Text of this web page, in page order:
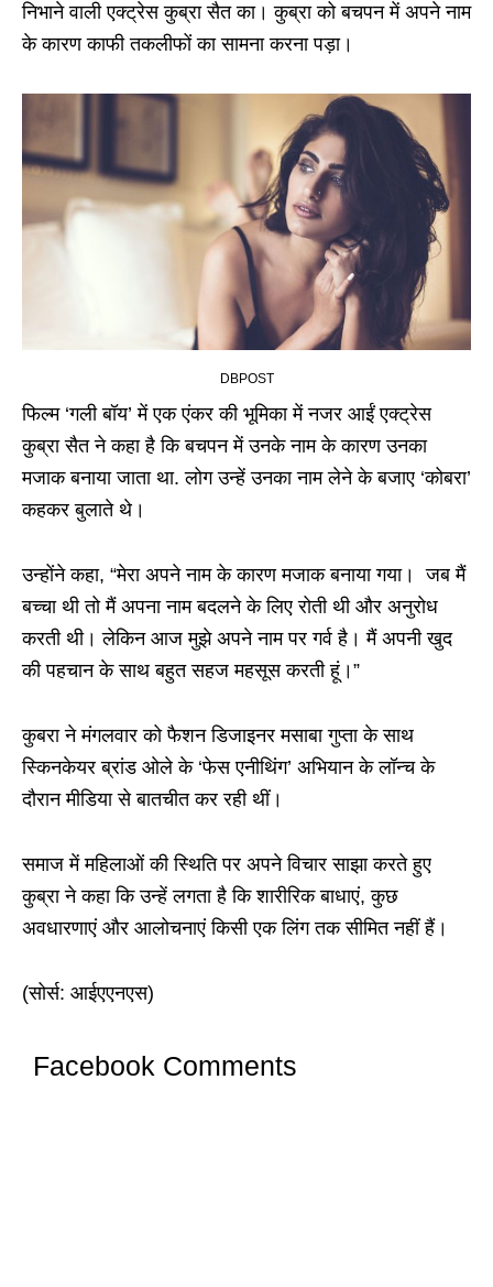
निभाने वाली एक्ट्रेस कुब्रा सैत का। कुब्रा को बचपन में अपने नाम
के कारण काफी तकलीफों का सामना करना पड़ा।
DBPOST
फिल्म ‘गली बॉय’ में एक एंकर की भूमिका में नजर आईं एक्ट्रेस
कुब्रा सैत ने कहा है कि बचपन में उनके नाम के कारण उनका
मजाक बनाया जाता था. लोग उन्हें उनका नाम लेने के बजाए ‘कोबरा’
कहकर बुलाते थे।
उन्होंने कहा, “मेरा अपने नाम के कारण मजाक बनाया गया। जब मैं
बच्चा थी तो मैं अपना नाम बदलने के लिए रोती थी और अनुरोध
करती थी। लेकिन आज मुझे अपने नाम पर गर्व है। मैं अपनी खुद
की पहचान के साथ बहुत सहज महसूस करती हूं।”
कुबरा ने मंगलवार को फैशन डिजाइनर मसाबा गुप्ता के साथ
स्किनकेयर ब्रांड ओले के ‘फेस एनीथिंग’ अभियान के लॉन्च के
दौरान मीडिया से बातचीत कर रही थीं।
समाज में महिलाओं की स्थिति पर अपने विचार साझा करते हुए
कुब्रा ने कहा कि उन्हें लगता है कि शारीरिक बाधाएं, कुछ
अवधारणाएं और आलोचनाएं किसी एक लिंग तक सीमित नहीं हैं।
(सोर्स: आईएएनएस)
Facebook Comments